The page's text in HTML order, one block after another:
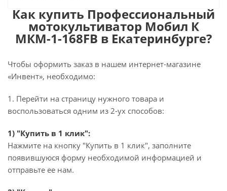
Как купить Профессиональный
мотокультиватор Мобил К
МКМ-1-168FB в Екатеринбурге?
Чтобы оформить заказ в нашем интернет-магазине
«Инвент», необходимо:
1. Перейти на страницу нужного товара и
воспользоваться одним из 2-ух способов:
1) "Купить в 1 клик":
Нажмите на кнопку "Купить в 1 клик", заполните
появившуюся форму необходимой информацией и
отправьте ее нам.